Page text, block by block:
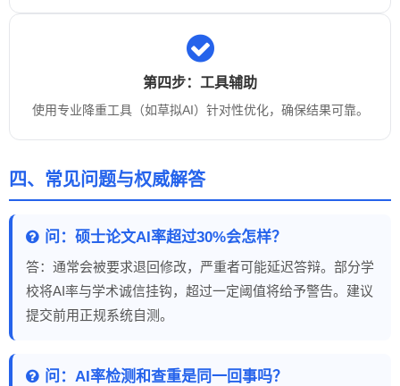
第四步：工具辅助
使用专业降重工具（如草拟AI）针对性优化，确保结果可靠。
四、常见问题与权威解答
问：硕士论文AI率超过30%会怎样？
答：通常会被要求退回修改，严重者可能延迟答辩。部分学
校将AI率与学术诚信挂钩，超过一定阈值将给予警告。建议
提交前用正规系统自测。
问：AI率检测和查重是同一回事吗？